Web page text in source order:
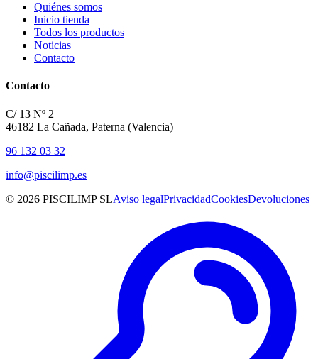
Quiénes somos
Inicio tienda
Todos los productos
Noticias
Contacto
Contacto
C/ 13 Nº 2
46182 La Cañada, Paterna (Valencia)
96 132 03 32
info@piscilimp.es
© 2026 PISCILIMP SLAviso legalPrivacidadCookiesDevoluciones